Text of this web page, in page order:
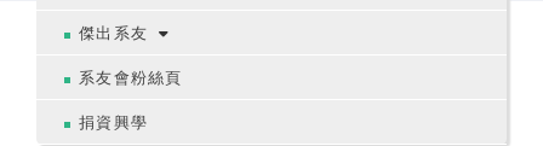
傑出系友
系友會粉絲頁
捐資興學